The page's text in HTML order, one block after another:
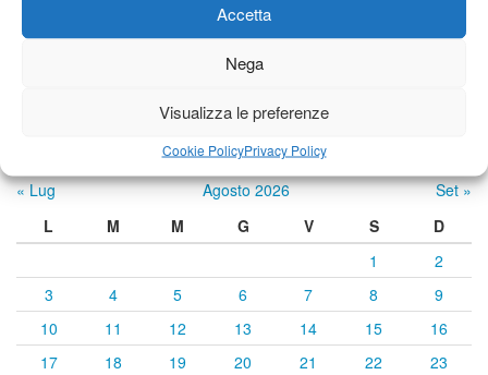
Accetta
Nega
Visualizza le preferenze
Cookie PolicyPrivacy Policy
Previsioni a cura di:
Calendario eventi
« Lug Agosto 2026
Set »
L
M M G V S
D
1
2
3
4 5 6 7 8
9
10
11 12 13 14 15
16
17
18 19 20 21 22
23